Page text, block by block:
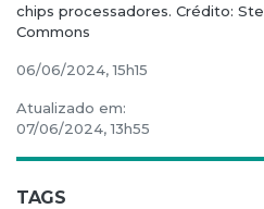
chips processadores. Crédito:
Commons
06/06/2024, 15h15
Atualizado em:
07/06/2024, 13h55
TAGS